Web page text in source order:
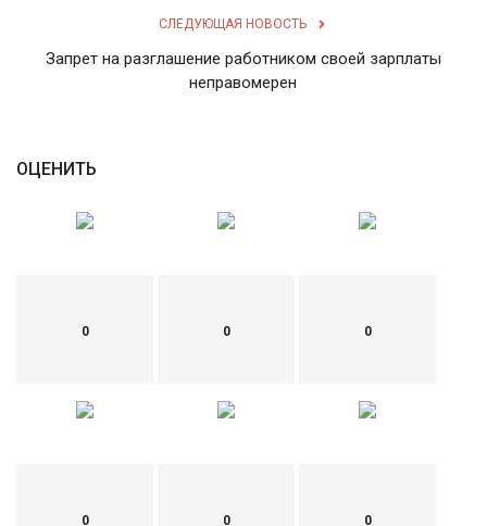
СЛЕДУЮЩАЯ НОВОСТЬ
Запрет на разглашение работником своей зарплаты
неправомерен
ОЦЕНИТЬ
0 0 0
0 0 0